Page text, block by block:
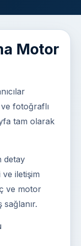
Motor
fotoğraflı
tam olarak
detay
iletişim
ve motor
sağlanır.